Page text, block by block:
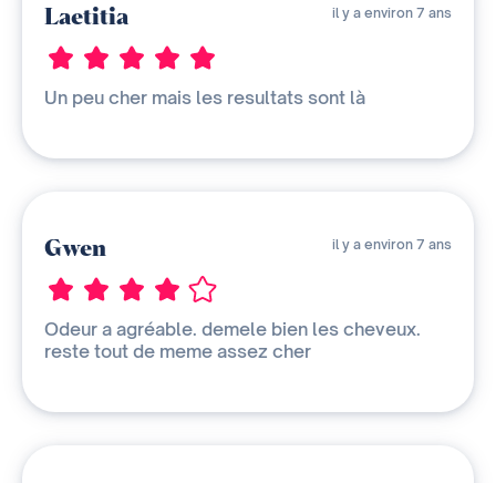
Laetitia il y a environ 7 ans
Un peu cher mais les resultats sont là
Gwen il y a environ 7 ans
Odeur a agréable. demele bien les cheveux.
reste tout de meme assez cher